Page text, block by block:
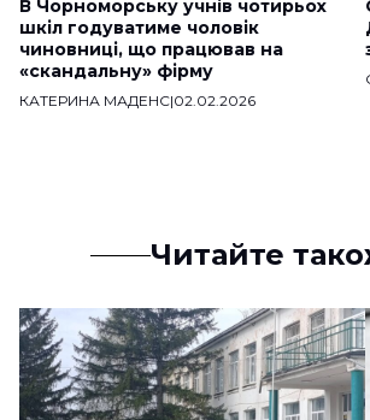
В Чорноморську учнів чотирьох
шкіл годуватиме чоловік
чиновниці, що працював на
«скандальну» фірму
КАТЕРИНА МАДЕНС|02.02.2026
Читайте